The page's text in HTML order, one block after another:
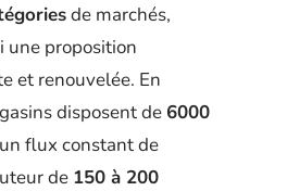
de marchés,
une proposition
et renouvelée. En
disposent de 6000
flux constant de
de 150 à 200